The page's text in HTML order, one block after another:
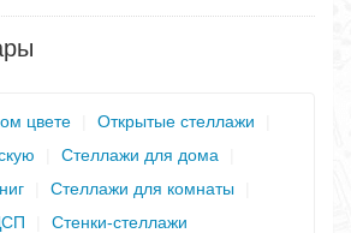
цвете Открытые стеллажи
Стеллажи для дома
Стеллажи для комнаты
Стенки-стеллажи